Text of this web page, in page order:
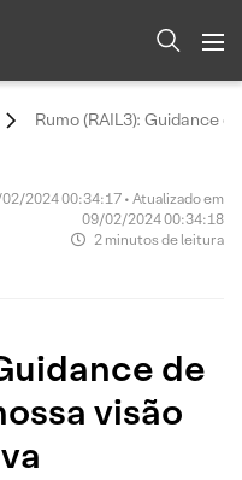
Rumo (RAIL3): Guidance
2024 00:34:17 • Atualizado em
09/02/2024 00:34:18
2 minutos de leitura
de
visão